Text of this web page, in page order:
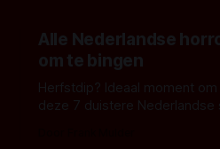
Alle Nederlandse
om te bingen
Herfstdip? Ideaal moment om
deze 7 duistere Nederlandse